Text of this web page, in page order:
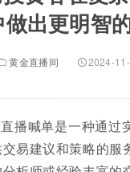
出更明智
黄金直播间 2024-
播喊单是一种通过
易建议和策略的服